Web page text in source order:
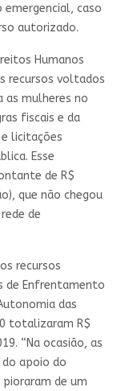
caso
autorizado.
Humanos
recursos voltados
mulheres no
fiscais e da
licitações
Esse
de R$
que não chegou
de
recursos
de Enfrentamento
das
totalizaram R$
“Na ocasião, as
do apoio do
pioraram de um